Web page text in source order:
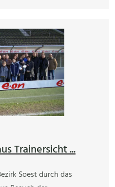
Trainersicht ...
Soest durch das